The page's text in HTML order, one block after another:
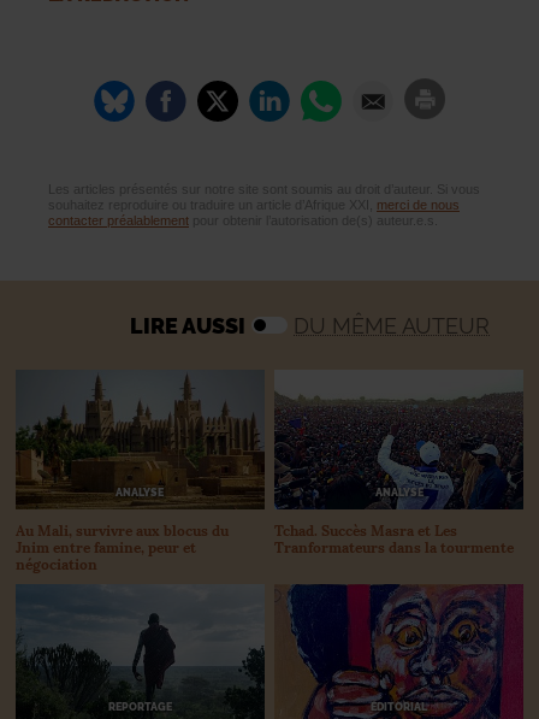
Les articles présentés sur notre site sont soumis au droit d’auteur. Si vous
souhaitez reproduire ou traduire un article d’Afrique XXI, merci de nous
contacter préalablement pour obtenir l’autorisation de(s) auteur.e.s.
LIRE AUSSI DU MÊME AUTEUR
ANALYSE
Au Mali, survivre aux blocus du
Jnim entre famine, peur et
négociation
ANALYSE
Tchad. Succès Masra et Les
Tranformateurs dans la tourmente
REPORTAGE ÉDITORIAL